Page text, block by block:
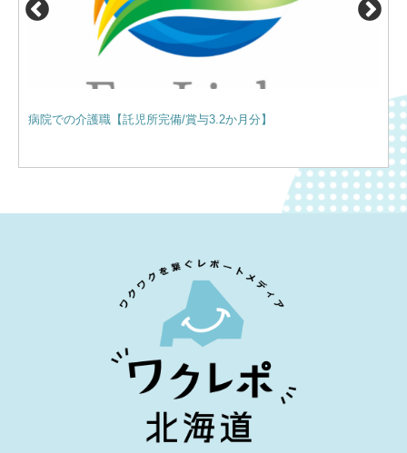
病院での介護職【託児所完備/賞与3.2か月分】
サ
住！